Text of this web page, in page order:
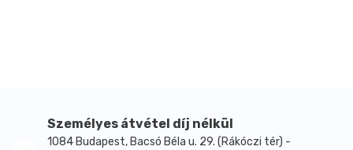
Személyes átvétel díj nélkül
1084 Budapest, Bacsó Béla u. 29. (Rákóczi tér) -